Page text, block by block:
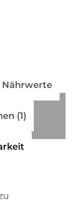
Nährwerte
(1)